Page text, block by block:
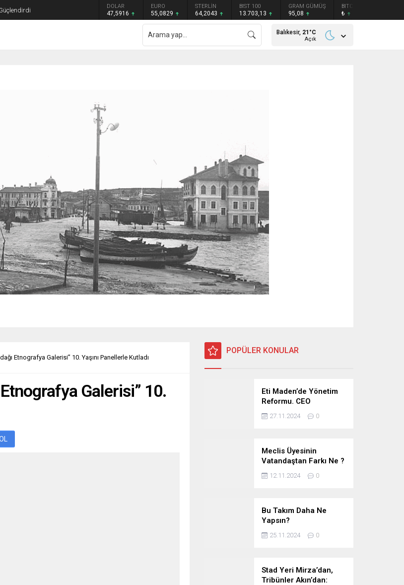
DOLAR
47,5916
EURO
55,0829
STERLİN
64,2043
BIST 100
13.703,13
GRAM GÜMÜŞ
95,08
BITCOIN
₺
Balıkesir, 21 °C
Açık
Etnografya Galerisi” 10. Yaşını Panellerle Kutladı
Etnografya Galerisi” 10.
POPÜLER KONULAR
Eti Maden’de Yönetim
Reformu. CEO
Modeli’nde Kadro /
Taşeron İşçilik Ayrımı
27.11.2024 0
Meclis Üyesinin
Vatandaştan Farkı Ne ?
12.11.2024 0
Bu Takım Daha Ne
Yapsın?
25.11.2024 0
Stad Yeri Mirza’dan,
Tribünler Akın’dan: